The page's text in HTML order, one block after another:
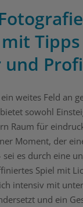
weites Feld an
sowohl
Raum für
Moment, der
sei es durch eine
Spiel mit
intensiv mit
und ein